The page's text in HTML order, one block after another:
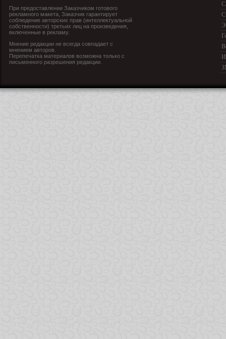
При предоставлении Заказчиком готового
рекламного макета, Заказчик гарантирует
соблюдение авторских прав (интеллектуальной
собственности) третьих лиц на произведения,
включенные в рекламу.
Мнение редакции не всегда совпадает с
мнением авторов.
Перепечатка материалов возможна только с
письменного разрешения редакции.